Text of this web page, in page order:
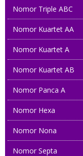
Nomor Triple ABC
Nomor Kuartet AA
Nomor Kuartet A
Nomor Kuartet AB
Nomor Panca A
Nomor Hexa
Nomor Nona
Nomor Septa